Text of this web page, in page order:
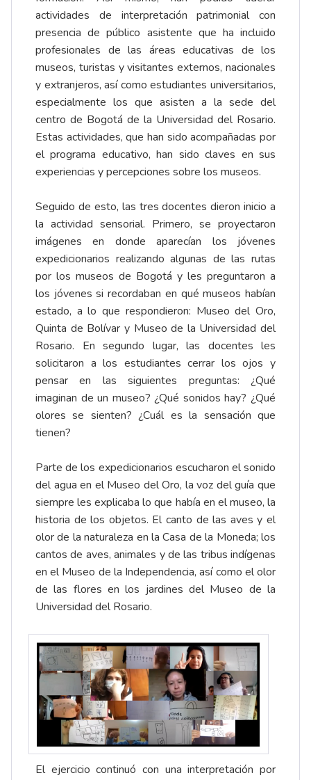
actividades de interpretación patrimonial con
presencia de público asistente que ha incluido
profesionales de las áreas educativas de los
museos, turistas y visitantes externos, nacionales
y extranjeros, así como estudiantes universitarios,
especialmente los que asisten a la sede del
centro de Bogotá de la Universidad del Rosario.
Estas actividades, que han sido acompañadas por
el programa educativo, han sido claves en sus
experiencias y percepciones sobre los museos.
Seguido de esto, las tres docentes dieron inicio a
la actividad sensorial. Primero, se proyectaron
imágenes en donde aparecían los jóvenes
expedicionarios realizando algunas de las rutas
por los museos de Bogotá y les preguntaron a
los jóvenes si recordaban en qué museos habían
estado, a lo que respondieron: Museo del Oro,
Quinta de Bolívar y Museo de la Universidad del
Rosario. En segundo lugar, las docentes les
solicitaron a los estudiantes cerrar los ojos y
pensar en las siguientes preguntas: ¿Qué
imaginan de un museo? ¿Qué sonidos hay? ¿Qué
olores se sienten? ¿Cuál es la sensación que
tienen?
Parte de los expedicionarios escucharon el sonido
del agua en el Museo del Oro, la voz del guía que
siempre les explicaba lo que había en el museo, la
historia de los objetos. El canto de las aves y el
olor de la naturaleza en la Casa de la Moneda; los
cantos de aves, animales y de las tribus indígenas
en el Museo de la Independencia, así como el olor
de las flores en los jardines del Museo de la
Universidad del Rosario.
El ejercicio continuó con una interpretación por